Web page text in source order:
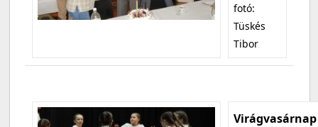
fotó:
Tüskés
Tibor
Virágvasárnap